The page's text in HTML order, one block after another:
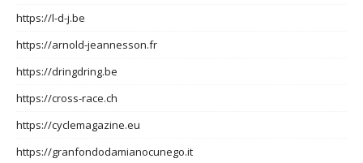
https://l-d-j.be
https://arnold-jeannesson.fr
https://dringdring.be
https://cross-race.ch
https://cyclemagazine.eu
https://granfondodamianocunego.it